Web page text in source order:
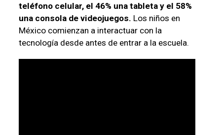
teléfono celular, el 46% una tableta y el 58%
una consola de videojuegos. Los niños en
México comienzan a interactuar con la
tecnología desde antes de entrar a la escuela.